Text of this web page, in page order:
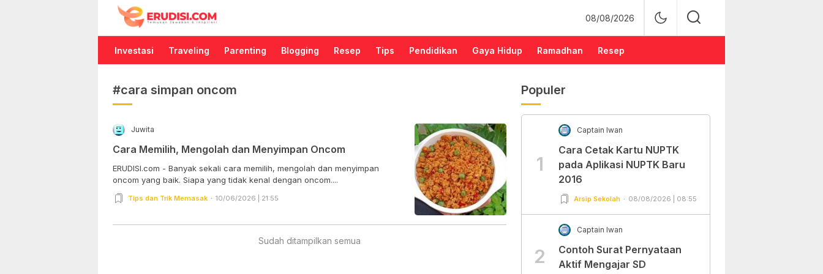
Erudisi
Temukan Jawaban dan Inspirasi
08/08/2026
Investasi Traveling Parenting Blogging Resep Tips Pendidikan Gaya Hidup Ramadhan Resep
#cara simpan oncom
Juwita
Cara Memilih, Mengolah dan Menyimpan Oncom
ERUDISI.com - Banyak sekali cara memilih, mengolah dan menyimpan
oncom yang baik. Siapa yang tidak kenal dengan oncom....
Tips dan Trik Memasak 10/06/2026 | 21:55
Sudah ditampilkan semua
Populer
1
Captain Iwan
Cara Cetak Kartu NUPTK
pada Aplikasi NUPTK Baru
2016
Arsip Sekolah 08/08/2026 | 08:55
2
Captain Iwan
Contoh Surat Pernyataan
Aktif Mengajar SD